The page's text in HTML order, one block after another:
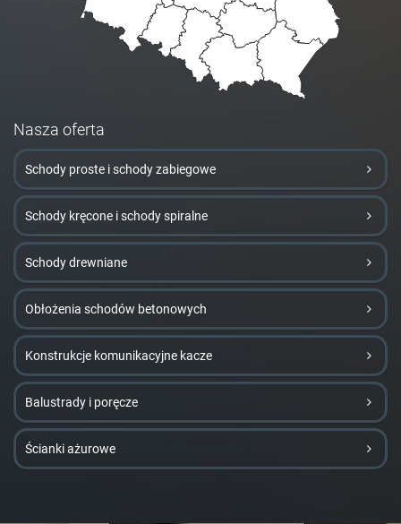
Nasza oferta
Schody proste i schody zabiegowe
Schody kręcone i schody spiralne
Schody drewniane
Obłożenia schodów betonowych
Konstrukcje komunikacyjne kacze
Balustrady i poręcze
Ścianki ażurowe